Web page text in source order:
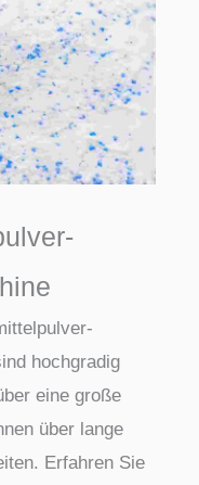
hochgradig
eine große
über lange
Erfahren Sie